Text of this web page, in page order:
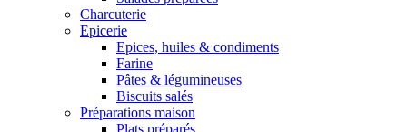
Charcuterie
Epicerie
Epices, huiles & condiments
Farine
Pâtes & légumineuses
Biscuits salés
Préparations maison
Plats préparés